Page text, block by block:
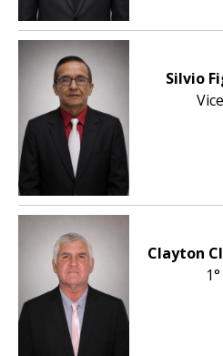
Silvio
Clayton